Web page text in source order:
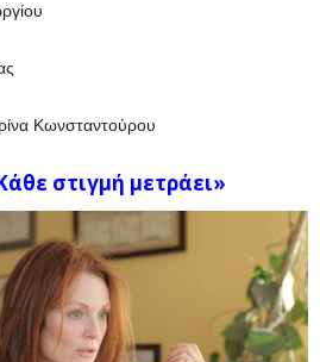
Κωνσταντούρου
στιγμή μετράει»